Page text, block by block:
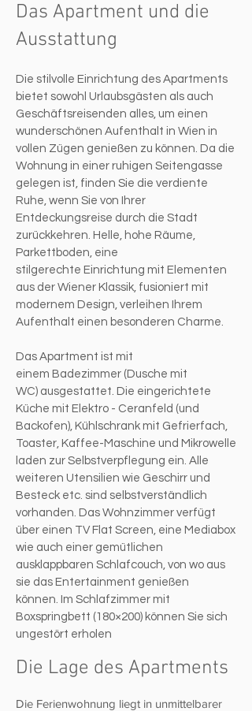
Das Apartment und die
Ausstattung
Die stilvolle Einrichtung des Apartments
bietet sowohl Urlaubsgästen als auch
Geschäftsreisenden alles, um einen
wunderschönen Aufenthalt in Wien in
vollen Zügen genießen zu können. Da die
Wohnung in einer ruhigen Seitengasse
gelegen ist, finden Sie die verdiente
Ruhe, wenn Sie von Ihrer
Entdeckungsreise durch die Stadt
zurückkehren. Helle, hohe Räume,
Parkettboden, eine
stilgerechte Einrichtung mit Elementen
aus der Wiener Klassik, fusioniert mit
modernem Design, verleihen Ihrem
Aufenthalt einen besonderen Charme.
Das Apartment ist mit
einem Badezimmer (Dusche mit
WC) ausgestattet. Die eingerichtete
Küche mit Elektro - Ceranfeld (und
Backofen), Kühlschrank mit Gefrierfach,
Toaster, Kaffee-Maschine und Mikrowelle
laden zur Selbstverpflegung ein. Alle
weiteren Utensilien wie Geschirr und
Besteck etc. sind selbstverständlich
vorhanden. Das Wohnzimmer verfügt
über einen TV Flat Screen, eine Mediabox
wie auch einer gemütlichen
ausklappbaren Schlafcouch, von wo aus
sie das Entertainment genießen
können. Im Schlafzimmer mit
Boxspringbett (180×200) können Sie sich
ungestört erholen
Die Lage des Apartments
Die Ferienwohnung liegt in unmittelbarer